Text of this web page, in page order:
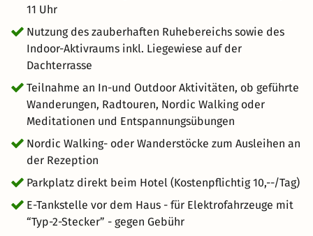
11 Uhr
Nutzung des zauberhaften Ruhebereichs sowie des
Indoor-Aktivraums inkl. Liegewiese auf der
Dachterrasse
Teilnahme an In-und Outdoor Aktivitäten, ob geführte
Wanderungen, Radtouren, Nordic Walking oder
Meditationen und Entspannungsübungen
Nordic Walking- oder Wanderstöcke zum Ausleihen an
der Rezeption
Parkplatz direkt beim Hotel (Kostenpflichtig 10,--/Tag)
E-Tankstelle vor dem Haus - für Elektrofahrzeuge mit
“Typ-2-Stecker” - gegen Gebühr